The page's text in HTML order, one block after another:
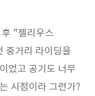
"젤리우스
중거리 라이딩을
었고 공기도 너무
시점이라 그런가?